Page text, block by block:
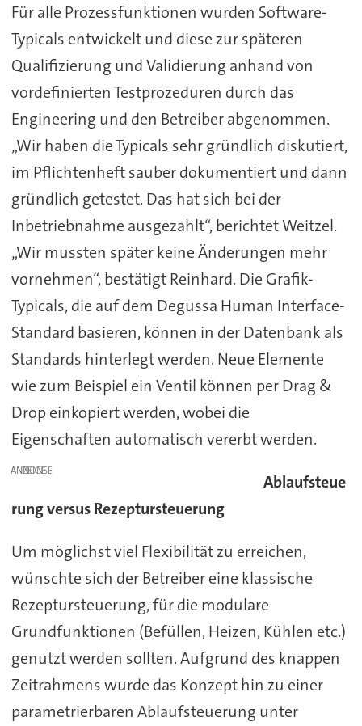
Für alle Prozessfunktionen wurden Software-
Typicals entwickelt und diese zur späteren
Qualifizierung und Validierung anhand von
vordefinierten Testprozeduren durch das
Engineering und den Betreiber abgenommen.
„Wir haben die Typicals sehr gründlich diskutiert,
im Pflichtenheft sauber dokumentiert und dann
gründlich getestet. Das hat sich bei der
Inbetriebnahme ausgezahlt“, berichtet Weitzel.
„Wir mussten später keine Änderungen mehr
vornehmen“, bestätigt Reinhard. Die Grafik-
Typicals, die auf dem Degussa Human Interface-
Standard basieren, können in der Datenbank als
Standards hinterlegt werden. Neue Elemente
wie zum Beispiel ein Ventil können per Drag &
Drop einkopiert werden, wobei die
Eigenschaften automatisch vererbt werden.
ANZEIGE
Ablaufsteue
rung versus Rezeptursteuerung
Um möglichst viel Flexibilität zu erreichen,
wünschte sich der Betreiber eine klassische
Rezeptursteuerung, für die modulare
Grundfunktionen (Befüllen, Heizen, Kühlen etc.)
genutzt werden sollten. Aufgrund des knappen
Zeitrahmens wurde das Konzept hin zu einer
parametrierbaren Ablaufsteuerung unter